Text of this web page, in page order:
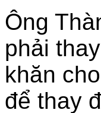
Ông
phải
khăn
để thay